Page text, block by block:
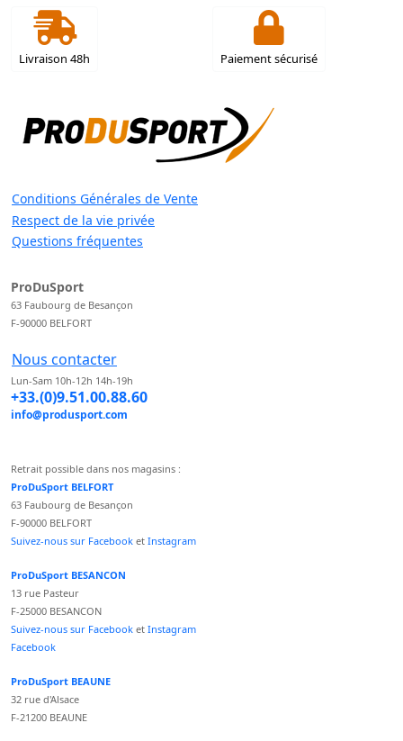
Livraison 48h Paiement sécurisé
Conditions Générales de Vente
Respect de la vie privée
Questions fréquentes
ProDuSport
63 Faubourg de Besançon
F-90000 BELFORT
Nous contacter
Lun-Sam 10h-12h 14h-19h
+33.(0)9.51.00.88.60
info@produsport.com
Retrait possible dans nos magasins :
ProDuSport BELFORT
63 Faubourg de Besançon
F-90000 BELFORT
Suivez-nous sur Facebook et Instagram
ProDuSport BESANCON
13 rue Pasteur
F-25000 BESANCON
Suivez-nous sur Facebook et Instagram
Facebook
ProDuSport BEAUNE
32 rue d'Alsace
F-21200 BEAUNE